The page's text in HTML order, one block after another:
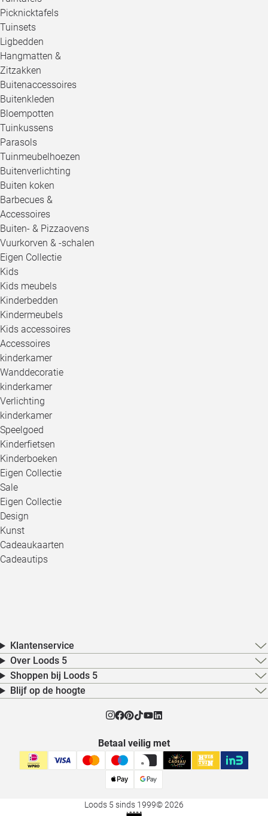
Picknicktafels
Tuinsets
Ligbedden
Hangmatten &
Zitzakken
Buitenaccessoires
Buitenkleden
Bloempotten
Tuinkussens
Parasols
Tuinmeubelhoezen
Buitenverlichting
Buiten koken
Barbecues &
Accessoires
Buiten- & Pizzaovens
Vuurkorven & -schalen
Eigen Collectie
Kids
Kids meubels
Kinderbedden
Kindermeubels
Kids accessoires
Accessoires
kinderkamer
Wanddecoratie
kinderkamer
Verlichting
kinderkamer
Speelgoed
Kinderfietsen
Kinderboeken
Eigen Collectie
Sale
Eigen Collectie
Design
Kunst
Cadeaukaarten
Cadeautips
Klantenservice
Over Loods 5
Shoppen bij Loods 5
Blijf op de hoogte
Betaal veilig met
Loods 5 sinds 1999© 2026